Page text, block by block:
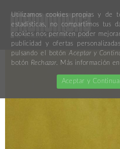
Utilizamos cookies propias y de
estadísticas, no compartimos tus
cookies nos permiten poder
publicidad y ofertas
pulsando el botónAceptar y
botón Rechazar . Más información
Aceptar y